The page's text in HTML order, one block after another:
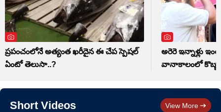
ప్రపంచంలోనే అత్యంత ఖరీదైన ఈ చేప స్పెషల్
ఏంటో తెలుసా..?
అరెరె ఇన్నాళ్లు
వానాకాలంలో కొబ్బరి
Short Videos View More